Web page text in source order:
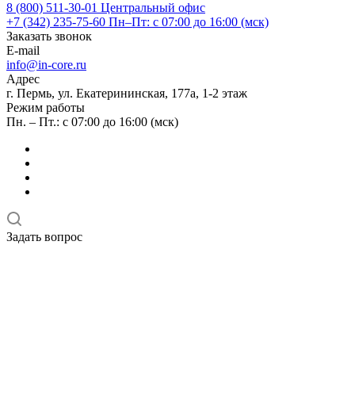
8 (800) 511-30-01 Центральный офис
+7 (342) 235-75-60 Пн–Пт: с 07:00 до 16:00 (мск)
Заказать звонок
E-mail
info@in-core.ru
Адрес
г. Пермь, ул. ​Екатерининская, 177а, ​1-2 этаж
Режим работы
Пн. – Пт.: с 07:00 до 16:00 (мск)
Задать вопрос